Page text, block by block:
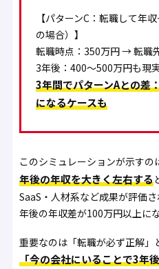
【パターンC：転職して年
の場合）】
転職時点：350万円 → 転職
3年後：400〜500万円も現
3年間でパターンAとの差
になるケースも
このシミュレーションが示すの
年後の年収を大きく左右する
SaaS・人材系など成果が評価
年後の年収差が100万円以上に
重要なのは「転職が必ず正解」
「今の会社にいることで3年